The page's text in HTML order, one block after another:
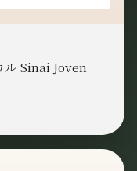
ル Sinai Joven